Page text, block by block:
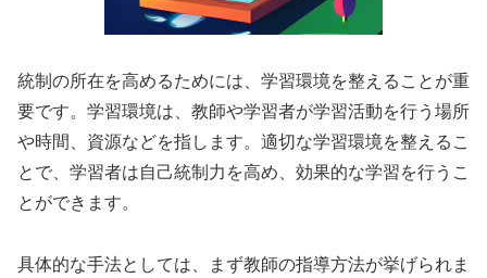
統制の所在を高めるためには、学習環境を整えることが重
要です。学習環境は、教師や学習者が学習活動を行う場所
や時間、資源などを指します。適切な学習環境を整えるこ
とで、学習者は自己統制力を高め、効果的な学習を行うこ
とができます。
具体的な手法としては、まず教師の指導方法が挙げられま